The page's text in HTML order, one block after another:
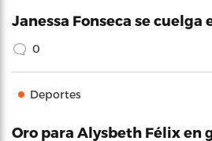
Janessa Fonseca se cuelga
0
Deportes
Oro para Alysbeth Félix en